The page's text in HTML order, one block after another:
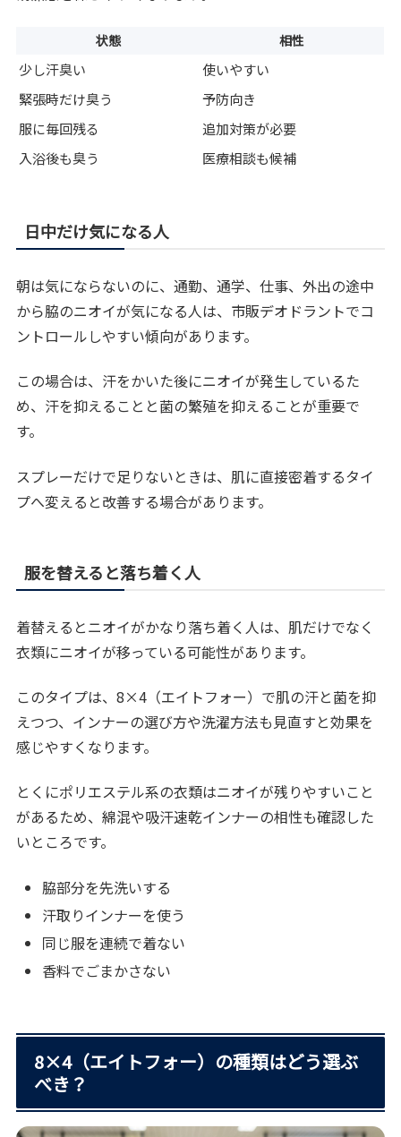
状態 相性
少し汗臭い
使いやすい
緊張時だけ臭う
予防向き
服に毎回残る
追加対策が必要
入浴後も臭う
医療相談も候補
日中だけ気になる人
朝は気にならないのに、通勤、通学、仕事、外出の途中
から脇のニオイが気になる人は、市販デオドラントでコ
ントロールしやすい傾向があります。
この場合は、汗をかいた後にニオイが発生しているた
め、汗を抑えることと菌の繁殖を抑えることが重要で
す。
スプレーだけで足りないときは、肌に直接密着するタイ
プへ変えると改善する場合があります。
服を替えると落ち着く人
着替えるとニオイがかなり落ち着く人は、肌だけでなく
衣類にニオイが移っている可能性があります。
このタイプは、8×4（エイトフォー）で肌の汗と菌を抑
えつつ、インナーの選び方や洗濯方法も見直すと効果を
感じやすくなります。
とくにポリエステル系の衣類はニオイが残りやすいこと
があるため、綿混や吸汗速乾インナーの相性も確認した
いところです。
脇部分を先洗いする
汗取りインナーを使う
同じ服を連続で着ない
香料でごまかさない
8×4（エイトフォー）の種類はどう選ぶ
べき？